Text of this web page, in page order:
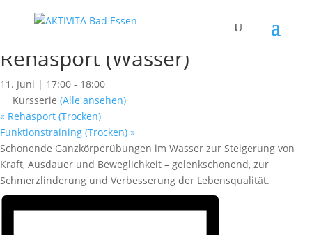
« Alle Kurse
Rehasport (Wasser)
11. Juni | 17:00 - 18:00
Kursserie (Alle ansehen)
« Rehasport (Trocken)
Funktionstraining (Trocken) »
Schonende Ganzkörperübungen im Wasser zur Steigerung von
Kraft, Ausdauer und Beweglichkeit – gelenkschonend, zur
Schmerzlinderung und Verbesserung der Lebensqualität.